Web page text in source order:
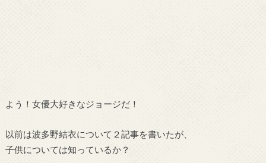
よう！女優大好きなジョージだ！
以前は波多野結衣について２記事を書いたが、
子供については知っているか？